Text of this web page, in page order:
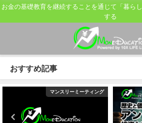
お金の基礎教育を継続することを通じて「暮ら
する
おすすめ記事
マンスリーミーティング